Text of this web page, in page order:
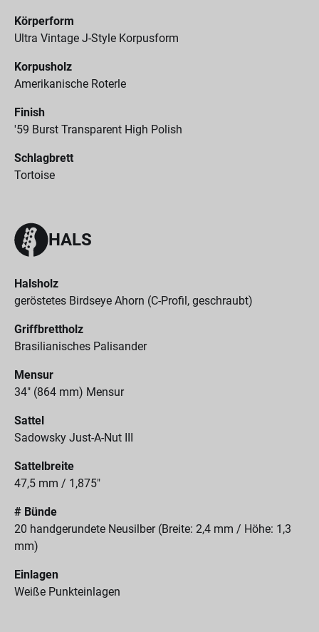
Körperform
Ultra Vintage J-Style Korpusform
Korpusholz
Amerikanische Roterle
Finish
'59 Burst Transparent High Polish
Schlagbrett
Tortoise
HALS
Halsholz
geröstetes Birdseye Ahorn (C-Profil, geschraubt)
Griffbrettholz
Brasilianisches Palisander
Mensur
34" (864 mm) Mensur
Sattel
Sadowsky Just-A-Nut III
Sattelbreite
47,5 mm / 1,875"
# Bünde
20 handgerundete Neusilber (Breite: 2,4 mm / Höhe: 1,3
mm)
Einlagen
Weiße Punkteinlagen